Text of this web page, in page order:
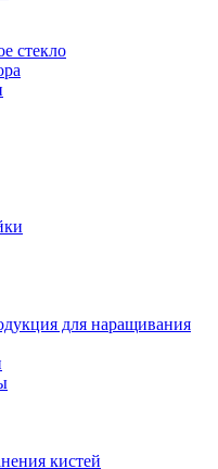
стекло
для наращивания
кистей